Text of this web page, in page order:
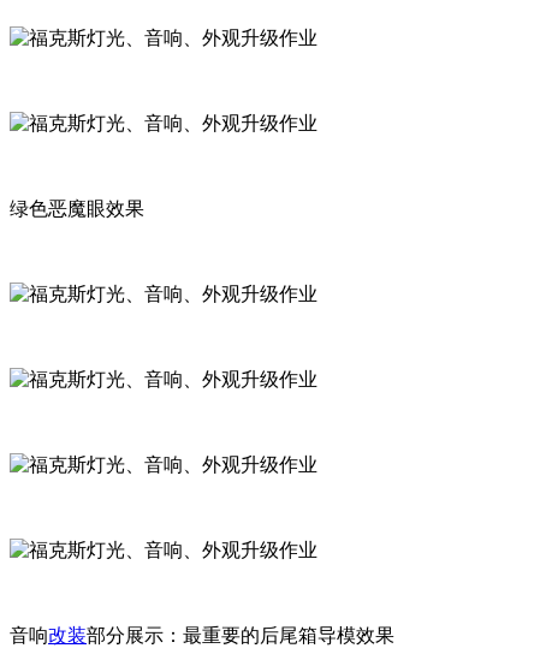
绿色恶魔眼效果
音响改装部分展示：最重要的后尾箱导模效果